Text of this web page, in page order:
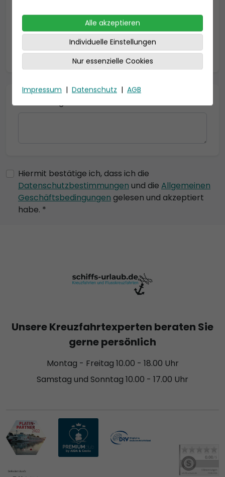
* = Pflichtfelder
Hiermit bestätige ich, dass ich die
Datenschutzbestimmungen und die Allgemeinen
Geschäftsbedingungen gelesen und akzeptiert
habe. *
Alle akzeptieren
Individuelle Einstellungen
Nur essenzielle Cookies
Impressum | Datenschutz | AGB
Unsere Kreuzfahrtexperten beraten Sie
gerne persönlich
Montag - Freitag 10.00 - 18.00 Uhr
Samstag und Sonntag 10.00 - 17.00 Uhr